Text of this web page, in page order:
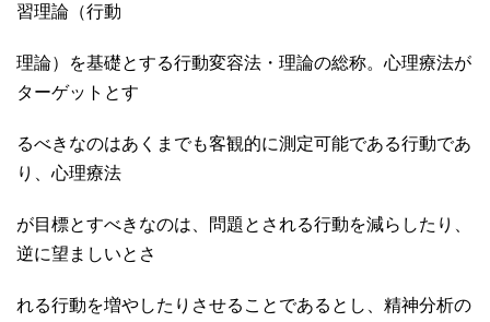
習理論（行動
理論）を基礎とする行動変容法・理論の総称。心理療法が
ターゲットとす
るべきなのはあくまでも客観的に測定可能である行動であ
り、心理療法
が目標とすべきなのは、問題とされる行動を減らしたり、
逆に望ましいとさ
れる行動を増やしたりさせることであるとし、精神分析の